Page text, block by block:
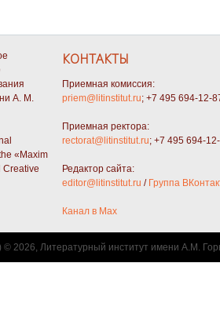
А. М.
«Maxim
Creative
КОНТАКТЫ
Приемная комиссия:
priem@litinstitut.ru; +7 495 694-12-
Приемная ректора:
rectorat@litinstitut.ru; +7 495 694-
Редактор сайта:
editor@litinstitut.ru / Группа
Канал в Max
© 2026, Литературный институт имени А.М.